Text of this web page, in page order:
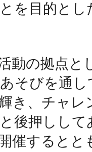
を目的と
動の拠点と
そびを通
き、チャレ
後押しし
催するとと
生駒